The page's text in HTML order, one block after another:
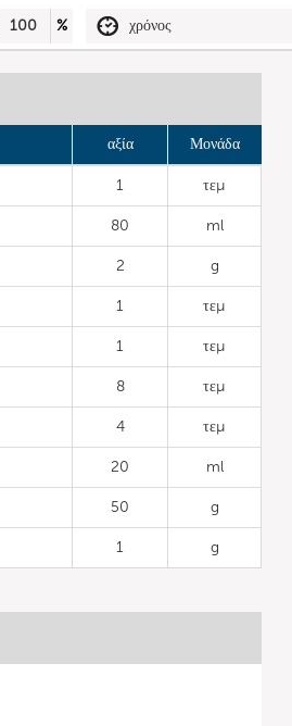
100 % χρόνος
αξία Μονάδα
1 τεμ
80 ml
2 g
1 τεμ
1 τεμ
8 τεμ
4 τεμ
20 ml
50 g
1 g